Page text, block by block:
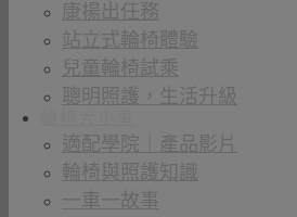
康揚出任務
站立式輪椅體驗
兒童輪椅試乘
聰明照護，生活升級
適配學院｜產品影片
輪椅與照護知識
一車一故事